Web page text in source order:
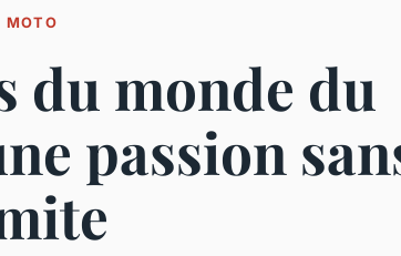
MOTO
du monde du
passion